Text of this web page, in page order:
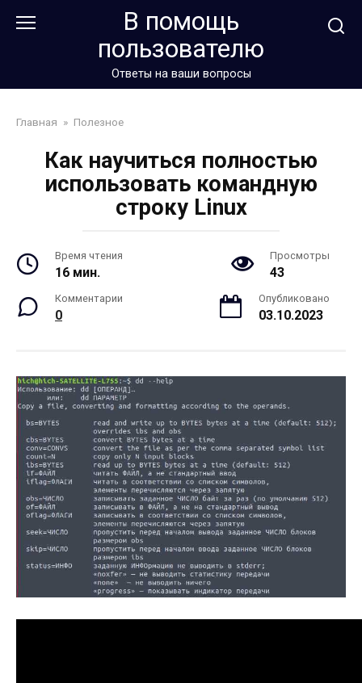
В помощь
пользователю
Ответы на ваши вопросы
Главная » Полезное
Как научиться полностью
использовать командную
строку Linux
Время чтения
16 мин.
Просмотры
43
Комментарии
0
Опубликовано
03.10.2023